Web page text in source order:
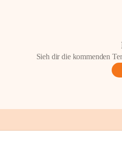
Sieh dir die kommenden